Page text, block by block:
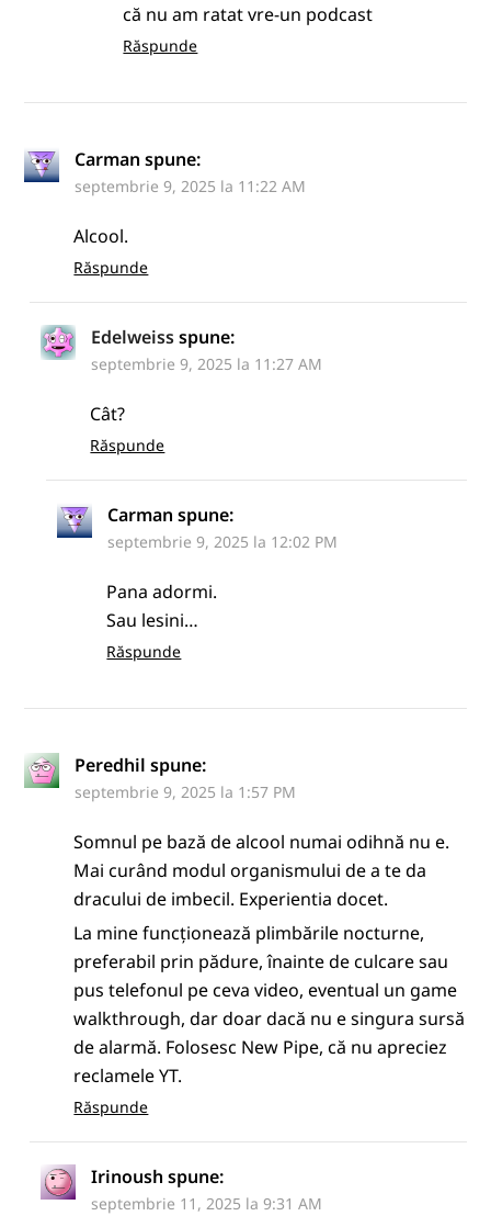
că nu am ratat vre-un podcast
Răspunde
Carman spune:
septembrie 9, 2025 la 11:22 AM
Alcool.
Răspunde
Edelweiss spune:
septembrie 9, 2025 la 11:27 AM
Cât?
Răspunde
Carman spune:
septembrie 9, 2025 la 12:02 PM
Pana adormi.
Sau lesini…
Răspunde
Peredhil spune:
septembrie 9, 2025 la 1:57 PM
Somnul pe bază de alcool numai odihnă nu e.
Mai curând modul organismului de a te da
dracului de imbecil. Experientia docet.
La mine funcționează plimbările nocturne,
preferabil prin pădure, înainte de culcare sau
pus telefonul pe ceva video, eventual un game
walkthrough, dar doar dacă nu e singura sursă
de alarmă. Folosesc New Pipe, că nu apreciez
reclamele YT.
Răspunde
Irinoush spune:
septembrie 11, 2025 la 9:31 AM